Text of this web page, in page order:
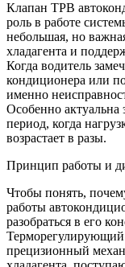
Клапан ТРВ
роль в работе
небольшая, но
хладагента и
Когда водитель
кондиционера или
именно
Особенно актуальна
период, когда
возрастает в разы.
Принцип работы и
Чтобы понять,
работы
разобраться в его
Терморегулирующий
прецизионный